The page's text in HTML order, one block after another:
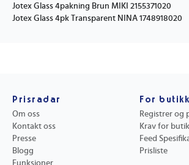
Jotex Glass 4pakning Brun MIKI 2155371020
Jotex Glass 4pk Transparent NINA 1748918020
Prisradar
Om oss
Kontakt oss
Presse
Blogg
For
Registrer og
Krav for
Feed
Prisliste